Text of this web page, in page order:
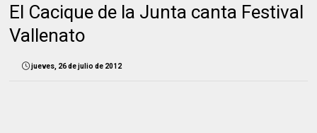
El Cacique de la Junta canta Festival
Vallenato
jueves, 26 de julio de 2012